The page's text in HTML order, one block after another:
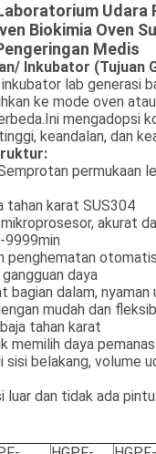
Udara
Biokimia Oven
Medis
Inkubator (Tujuan
lab generasi
ke mode oven
mengadopsi
keandalan, dan
permukaan
tahan karat SUS304
akurat
9999min
penghematan
daya
bagian dalam, nyaman
mudah dan
tahan karat
memilih daya
belakang, volume
luar dan tidak ada